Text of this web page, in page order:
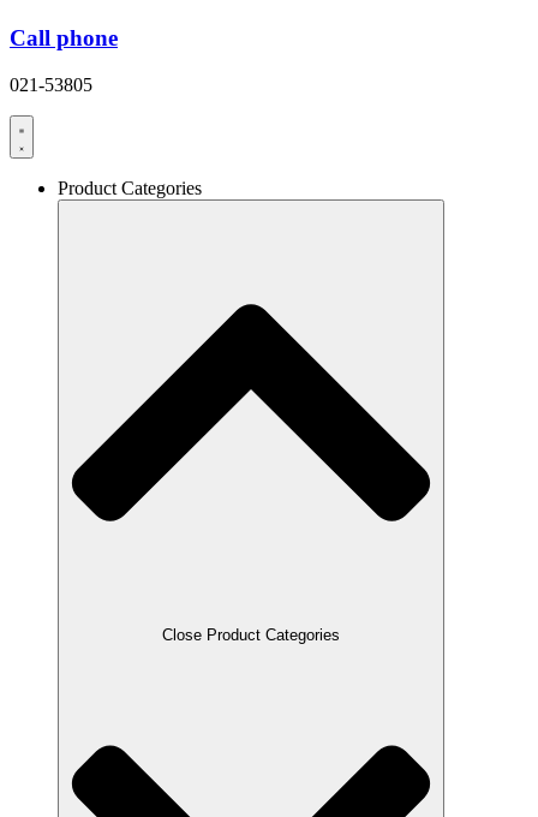
Call phone
021-53805
Product Categories
Close Product Categories